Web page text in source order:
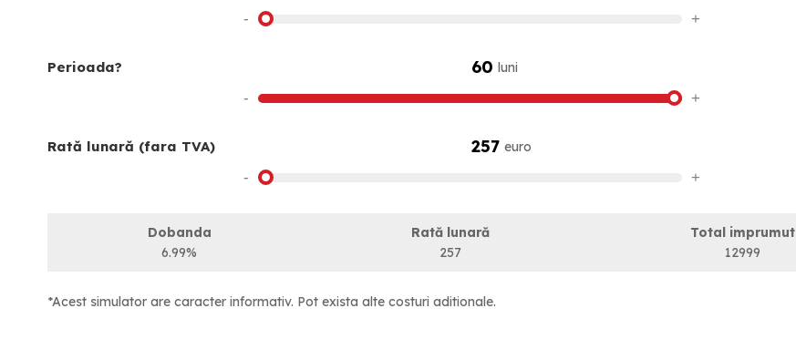
- +
Perioada? 60 luni
- +
Rată lunară (fara TVA) 257 euro
- +
Dobanda
6.99%
Rată lunară
257
Total imprumut
12999
*Acest simulator are caracter informativ. Pot exista alte costuri aditionale.